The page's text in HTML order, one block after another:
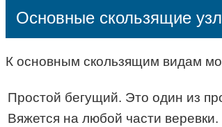
Основные скользящие
К основным скользящим видам
Простой бегущий. Это один из
Вяжется на любой части веревки.